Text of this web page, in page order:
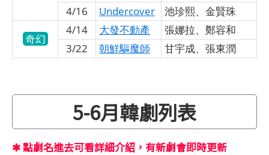
4/16 Undercover
池珍熙、金賢珠
奇幻
4/14 大發不動產
張娜拉、鄭容和
3/22
朝鮮驅魔師 甘宇成、張東潤
5-6月韓劇列表
✱ 點劇名進去可看詳細介紹，有新劇會即時更新